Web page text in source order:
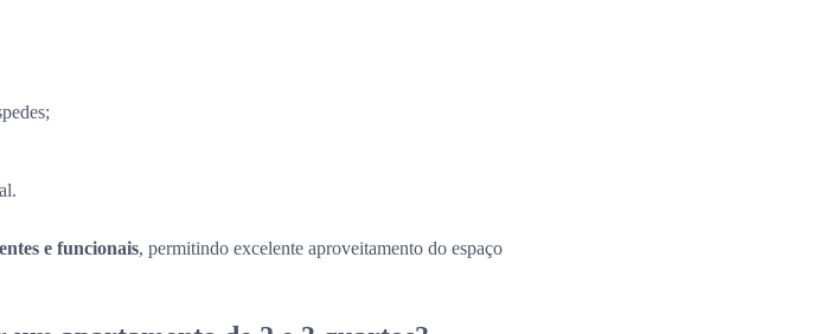
e funcionais, permitindo excelente aproveitamento do espaço